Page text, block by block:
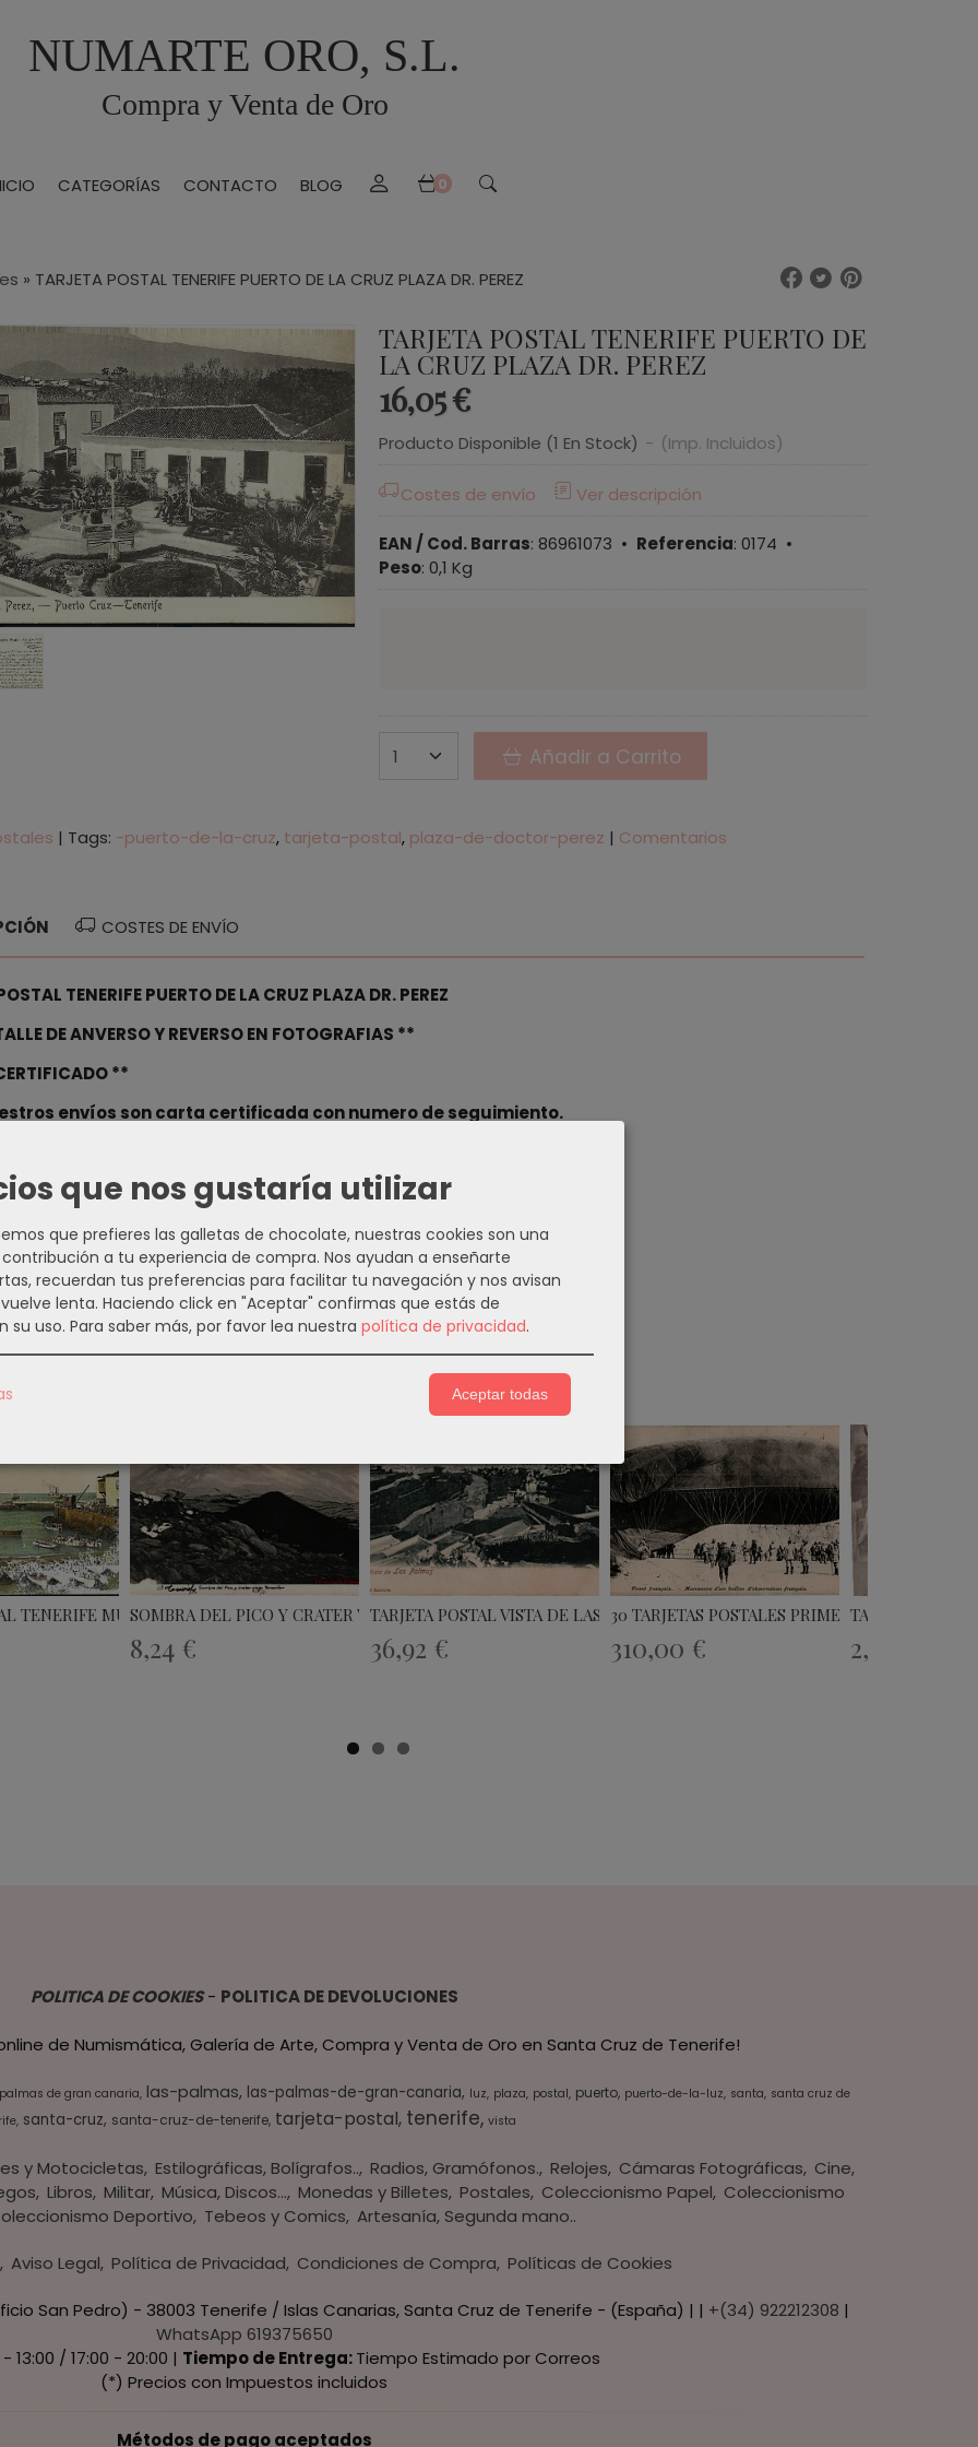
NUMARTE ORO, S.L.
Compra y Venta de Oro
CATEGORÍAS CONTACTO BLOG 0
» TARJETA POSTAL TENERIFE PUERTO DE LA CRUZ PLAZA DR. PEREZ
TARJETA POSTAL TENERIFE PUERTO DE
LA CRUZ PLAZA DR. PEREZ
16,05 €
Producto Disponible (1 En Stock) - (Imp. Incluidos)
Costes de envío Ver descripción
EAN / Cod. Barras: 86961073 • Referencia: 0174 •
Peso: 0,1 Kg
Añadir a Carrito
| Tags: -puerto-de-la-cruz tarjeta-postal plaza-de-doctor-perez | Comentarios
COSTES DE ENVÍO
TENERIFE PUERTO DE LA CRUZ PLAZA DR. PEREZ
DE ANVERSO Y REVERSO EN FOTOGRAFIAS **
**
envíos son carta certificada con numero de seguimiento.
nuetra pagina webhttps://numarteorosl.com
https://www.youtube.com/channel/UCMAgonSiCVeXLJrcf...
aportar su valoración y comentario relativa a esta compra. Gracias.
Relacionados
TENERIFE MUELLE Y...SOMBRA DEL PICO Y CRATER VIEJO...
8,24 €
TARJETA POSTAL VISTA DE LAS PALMAS...
36,92 €
30 TARJETAS POSTALES PRIMERA GUERRA...
310,00 €
TARJETA
2,06 €
POLITICA DE COOKIES- POLITICA DE DEVOLUCIONES
de Numismática, Galería de Arte, Compra y Venta de Oro en Santa Cruz de Tenerife!
de gran canaria las-palmas las-palmas-de-gran-canaria luz plaza postal puerto puerto-de-la-luz santa santa cruz de
santa-cruz santa-cruz-de-tenerife tarjeta-postal tenerife vista
y Motocicletas Estilográficas, Bolígrafos.. Radios, Gramófonos. Relojes Cámaras Fotográficas Cine
Libros Militar Música, Discos... Monedas y Billetes Postales Coleccionismo Papel Coleccionismo
Deportivo Tebeos y Comics Artesanía, Segunda mano..
Aviso Legal Política de Privacidad Condiciones de Compra Políticas de Cookies
San Pedro) - 38003 Tenerife / Islas Canarias, Santa Cruz de Tenerife - (España) | | +(34) 922212308 |
WhatsApp 619375650
- 13:00 / 17:00 - 20:00 | Tiempo de Entrega:Tiempo Estimado por Correos
(*) Precios con Impuestos incluidos
Métodos de pago aceptados
que nos gustaría utilizar
que prefieres las galletas de chocolate, nuestras cookies son una
a tu experiencia de compra. Nos ayudan a enseñarte
recuerdan tus preferencias para facilitar tu navegación y nos avisan
lenta. Haciendo click en "Aceptar" confirmas que estás de
su uso. Para saber más, por favor lea nuestra política de privacidad.
Aceptar todas